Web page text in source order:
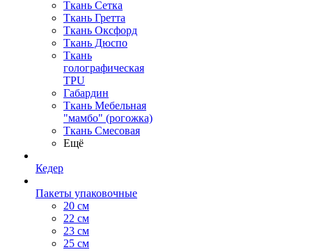
Ткань Сетка
Ткань Гретта
Ткань Оксфорд
Ткань Дюспо
Ткань
голографическая
TPU
Габардин
Ткань Мебельная
"мамбо" (рогожка)
Ткань Смесовая
Ещё
Кедер
Пакеты упаковочные
20 см
22 см
23 см
25 см